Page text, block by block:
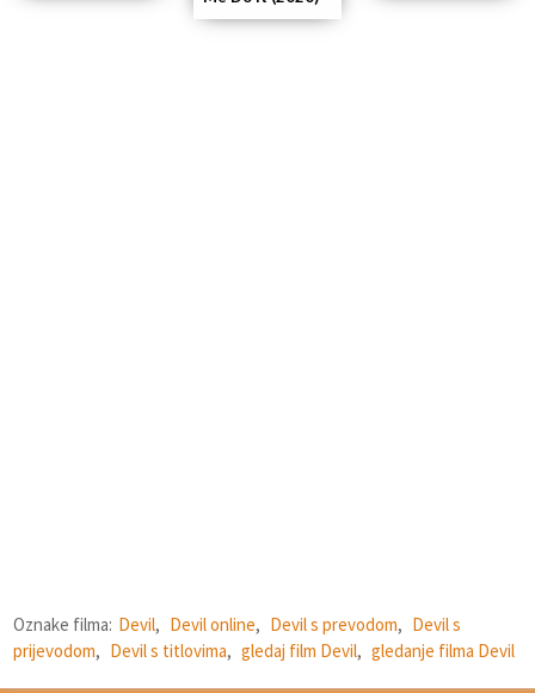
Oznake filma: Devil, Devil online, Devil s prevodom, Devil s
prijevodom, Devil s titlovima, gledaj film Devil, gledanje filma Devil